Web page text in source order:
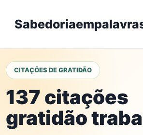
content
CITAÇÕES DE GRATIDÃO
137 citações
gratidão